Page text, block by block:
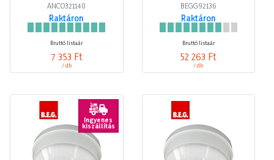
ANCO321140
Raktáron
Bruttó listaár
7 353 Ft
/ db
BEGG92136
Raktáron
Bruttó listaár
52 263 Ft
/ db
Ingyenes
kiszállítás